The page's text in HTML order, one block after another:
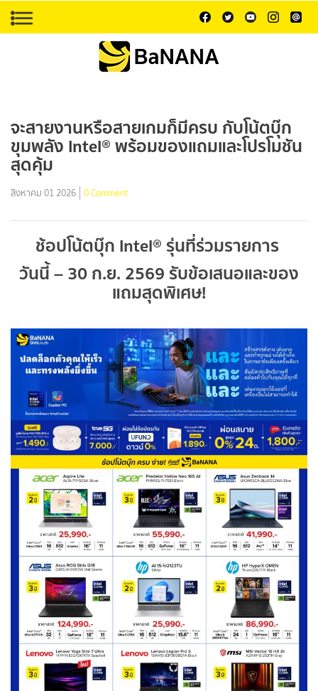
จะสายงานหรือสายเกมก็มีครบ กับโน้ตบุ๊ก
ขุมพลัง Intel® พร้อมของแถมและโปรโมชัน
สุดคุ้ม
สิงหาคม 01 2026 0 Comment
ช้อปโน้ตบุ๊ก Intel® รุ่นที่ร่วมรายการ
วันนี้ – 30 ก.ย. 2569 รับข้อเสนอและของ
แถมสุดพิเศษ!